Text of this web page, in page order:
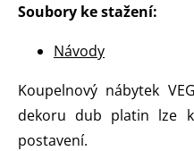
Soubory ke stažení:
Návody
Koupelnový nábytek
dekoru dub platin lze
postavení.